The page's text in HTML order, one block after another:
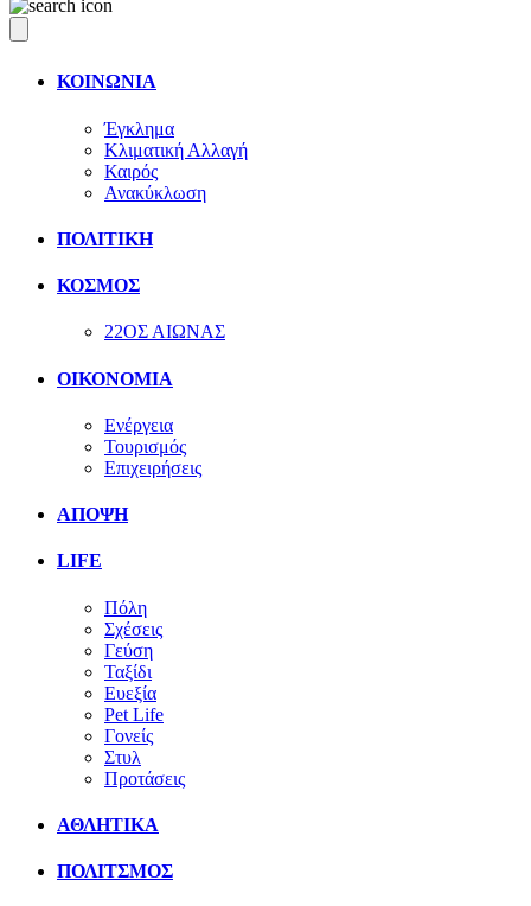
ΚΟΙΝΩΝΙΑ
Έγκλημα
Κλιματική Αλλαγή
Καιρός
Ανακύκλωση
ΠΟΛΙΤΙΚΗ
ΚΟΣΜΟΣ
22ΟΣ ΑΙΩΝΑΣ
ΟΙΚΟΝΟΜΙΑ
Ενέργεια
Τουρισμός
Επιχειρήσεις
ΑΠΟΨΗ
LIFE
Πόλη
Σχέσεις
Γεύση
Ταξίδι
Ευεξία
Pet Life
Γονείς
Στυλ
Προτάσεις
ΑΘΛΗΤΙΚΑ
ΠΟΛΙΤΣΜΟΣ